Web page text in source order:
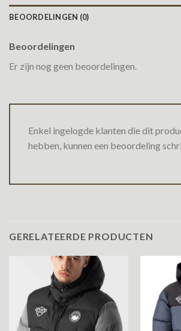
BEOORDELINGEN (0)
Beoordelingen
Er zijn nog geen beoordelingen.
Enkel ingelogde klanten die dit
hebben, kunnen een beoordeling
GERELATEERDE PRODUCTEN